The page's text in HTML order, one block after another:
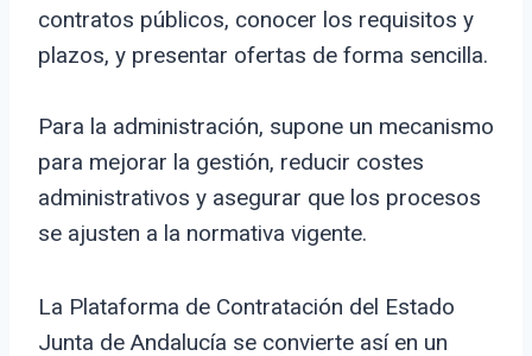
contratos públicos, conocer los requisitos y
plazos, y presentar ofertas de forma sencilla.
Para la administración, supone un mecanismo
para mejorar la gestión, reducir costes
administrativos y asegurar que los procesos
se ajusten a la normativa vigente.
La Plataforma de Contratación del Estado
Junta de Andalucía se convierte así en un